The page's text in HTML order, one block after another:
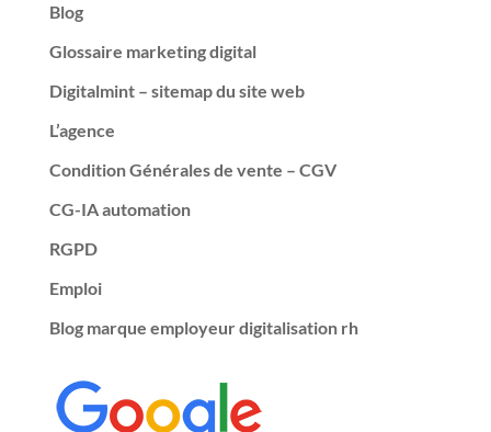
Blog
Glossaire marketing digital
Digitalmint – sitemap du site web
L’agence
Condition Générales de vente – CGV
CG-IA automation
RGPD
Emploi
Blog marque employeur digitalisation rh